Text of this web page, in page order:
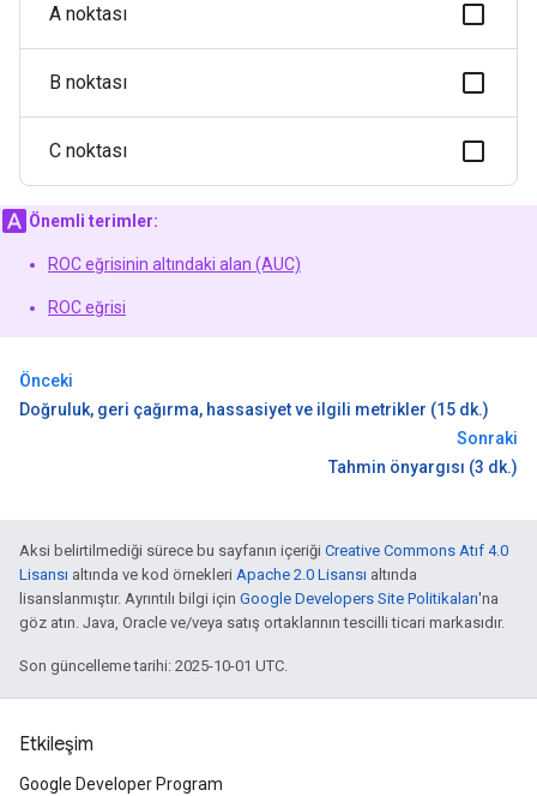
A noktası
B noktası
C noktası
Önemli terimler:
ROC eğrisinin altındaki alan (AUC)
ROC eğrisi
Önceki
Doğruluk, geri çağırma, hassasiyet ve ilgili metrikler (15 dk.)
Sonraki
Tahmin önyargısı (3 dk.)
Aksi belirtilmediği sürece bu sayfanın içeriği Creative Commons Atıf 4.0
Lisansı altında ve kod örnekleri Apache 2.0 Lisansı altında
lisanslanmıştır. Ayrıntılı bilgi için Google Developers Site Politikaları'na
göz atın. Java, Oracle ve/veya satış ortaklarının tescilli ticari markasıdır.
Son güncelleme tarihi: 2025-10-01 UTC.
Etkileşim
Google Developer Program